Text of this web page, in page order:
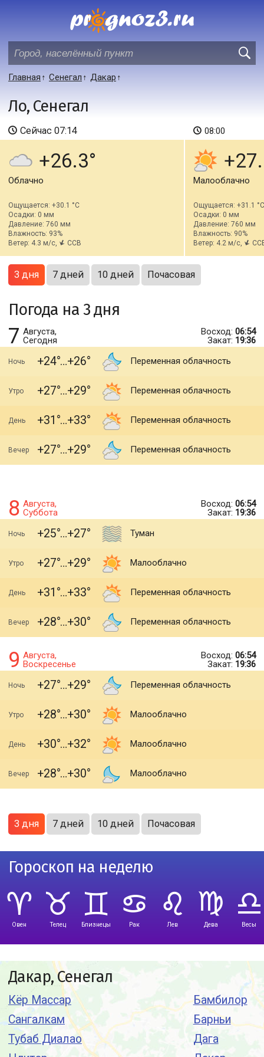
Главная Сенегал Дакар
Ло, Сенегал
Сейчас 07:14
+26.3
Облачно
Ощущается: +30.1 °C
Осадки: 0 мм
Давление: 760 мм
Влажность: 93%
Ветер: 4.3 м/с,
ССВ
08:00
Малооблачно
Ощущается: +31.1 °C
Осадки: 0 мм
Давление: 760 мм
Влажность: 90%
Ветер: 4.2 м/с,
3 дня 7 дней 10 дней Почасовая
Погода на 3 дня
7 Августа,
Сегодня
Восход: 06:54
Закат: 19:36
Ночь +24 +26 Переменная облачность
Утро +27 +29 Переменная облачность
День +31 +33 Переменная облачность
Вечер +27 +29 Переменная облачность
8 Августа,
Суббота
Восход: 06:54
Закат: 19:36
Ночь +25 +27 Туман
Утро +27 +29 Малооблачно
День +31 +33 Переменная облачность
Вечер +28 +30 Переменная облачность
9 Августа,
Воскресенье
Восход: 06:54
Закат: 19:36
Ночь +27 +29 Переменная облачность
Утро +28 +30 Малооблачно
День +30 +32 Малооблачно
Вечер +28 +30 Малооблачно
3 дня 7 дней 10 дней Почасовая
Гороскоп на неделю
Овен Телец Близнецы Рак Лев Дева Весы
Дакар, Сенегал
Кёр Массар
Сангалкам
Тубаб Диалао
Бамбилор
Барньи
Дага